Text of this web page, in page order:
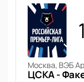
Москва, ВЭБ
ЦСКА -